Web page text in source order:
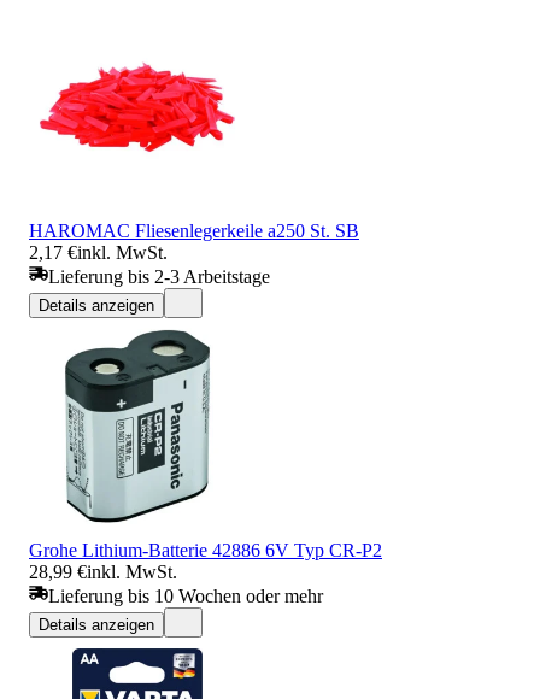
HAROMAC Fliesenlegerkeile a250 St. SB
2,17 €inkl. MwSt.
Lieferung bis 2-3 Arbeitstage
Details anzeigen
Grohe Lithium-Batterie 42886 6V Typ CR-P2
28,99 €inkl. MwSt.
Lieferung bis 10 Wochen oder mehr
Details anzeigen